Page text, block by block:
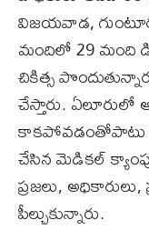
విజయవాడ,
మందిలో 29 మంది
చికిత్స
చేస్తారు.
కాకపోవడంతోపాటు
చేసిన మెడికల్‌
ప్రజలు, అధికారులు,
పీల్చుకున్నారు.